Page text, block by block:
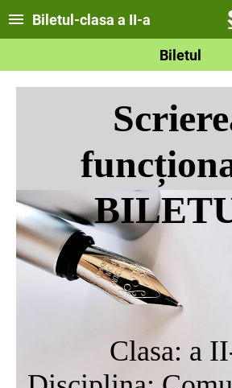
Biletul-clasa a II-a
Biletul
Clasa: a